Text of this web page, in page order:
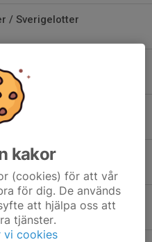
/ Sverigelotter
15
kakor
(cookies) för att vår
för dig. De används
att hjälpa oss att
tjänster.
vi cookies